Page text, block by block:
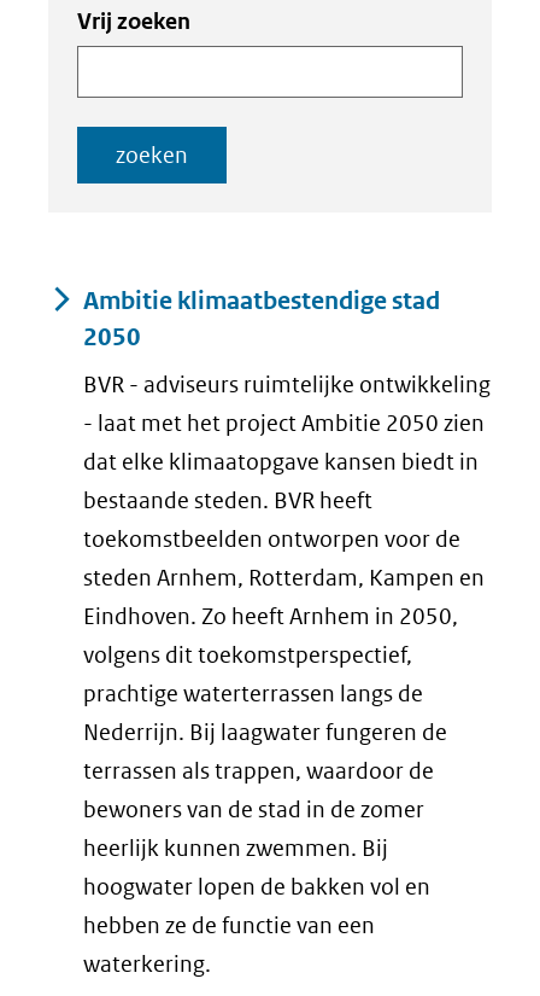
Zoeken
in
de
index
Zoeken
de
index
Vrij zoeken
zoeken
Resultaten
Ambitie klimaatbestendige stad
2050
BVR - adviseurs ruimtelijke ontwikkeling
- laat met het project Ambitie 2050 zien
dat elke klimaatopgave kansen biedt in
bestaande steden. BVR heeft
toekomstbeelden ontworpen voor de
steden Arnhem, Rotterdam, Kampen en
Eindhoven. Zo heeft Arnhem in 2050,
volgens dit toekomstperspectief,
prachtige waterterrassen langs de
Nederrijn. Bij laagwater fungeren de
terrassen als trappen, waardoor de
bewoners van de stad in de zomer
heerlijk kunnen zwemmen. Bij
hoogwater lopen de bakken vol en
hebben ze de functie van een
waterkering.